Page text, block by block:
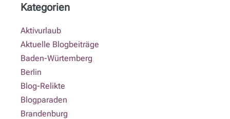
Kategorien
Aktivurlaub
Aktuelle Blogbeiträge
Baden-Würtemberg
Berlin
Blog-Relikte
Blogparaden
Brandenburg